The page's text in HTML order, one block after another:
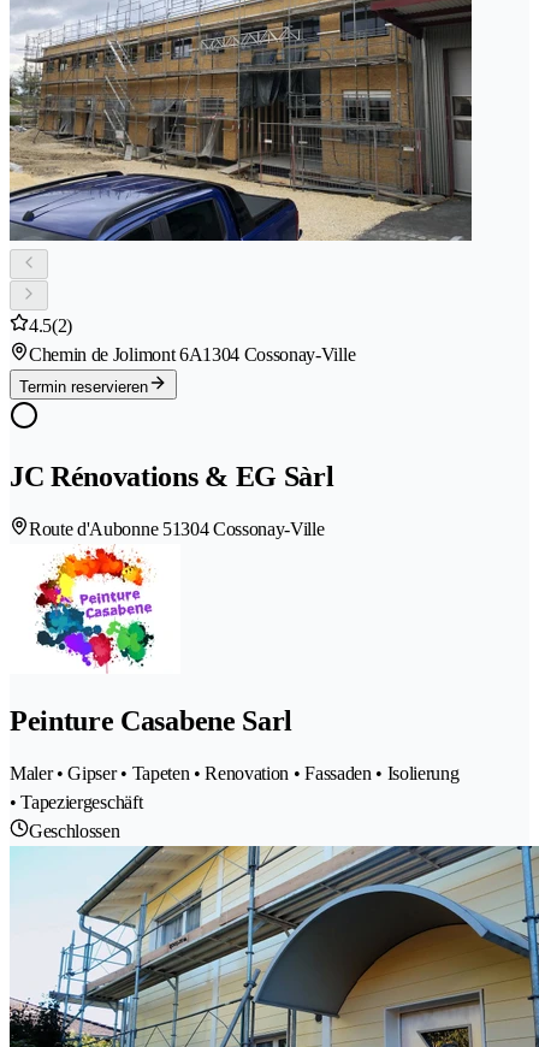
4.5(2)
Chemin de Jolimont 6A1304 Cossonay-Ville
Termin reservieren
JC Rénovations & EG Sàrl
Route d'Aubonne 51304 Cossonay-Ville
Peinture Casabene Sarl
Maler • Gipser • Tapeten • Renovation • Fassaden • Isolierung
• Tapeziergeschäft
Geschlossen